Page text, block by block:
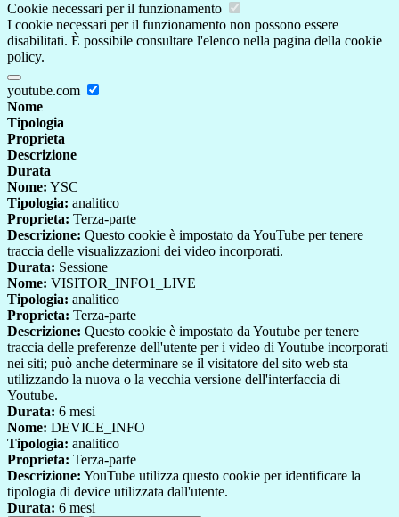
Cookie necessari per il funzionamento
I cookie necessari per il funzionamento non possono essere
disabilitati. È possibile consultare l'elenco nella pagina della cookie
policy.
youtube.com
Nome
Tipologia
Proprieta
Descrizione
Durata
Nome: YSC
Tipologia: analitico
Proprieta: Terza-parte
Descrizione: Questo cookie è impostato da YouTube per tenere
traccia delle visualizzazioni dei video incorporati.
Durata: Sessione
Nome: VISITOR_INFO1_LIVE
Tipologia: analitico
Proprieta: Terza-parte
Descrizione: Questo cookie è impostato da Youtube per tenere
traccia delle preferenze dell'utente per i video di Youtube incorporati
nei siti; può anche determinare se il visitatore del sito web sta
utilizzando la nuova o la vecchia versione dell'interfaccia di
Youtube.
Durata: 6 mesi
Nome: DEVICE_INFO
Tipologia: analitico
Proprieta: Terza-parte
Descrizione: YouTube utilizza questo cookie per identificare la
tipologia di device utilizzata dall'utente.
Durata: 6 mesi